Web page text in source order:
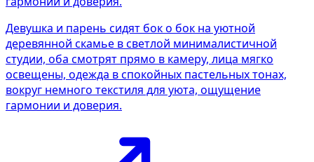
Девушка и парень сидят бок о бок на уютной
деревянной скамье в светлой минималистичной
студии, оба смотрят прямо в камеру, лица мягко
освещены, одежда в спокойных пастельных тонах,
вокруг немного текстиля для уюта, ощущение
гармонии и доверия.